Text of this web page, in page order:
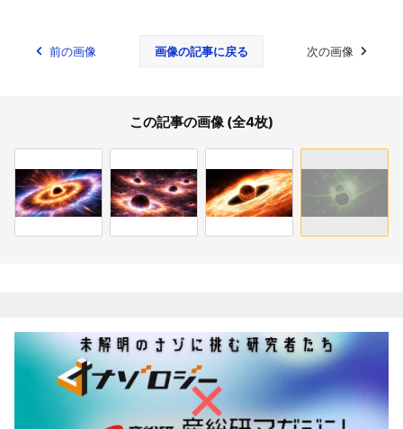
前の画像 画像の記事に戻る 次の画像
この記事の画像 (全4枚)